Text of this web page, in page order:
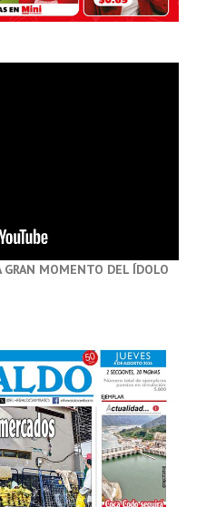
GRAN MOMENTO DEL ÍDOLO